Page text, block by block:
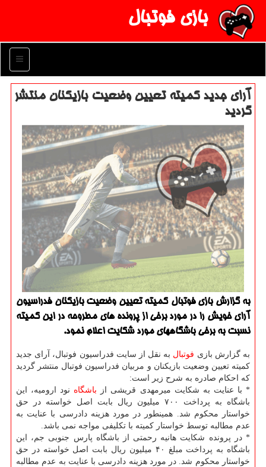
بازی فوتبال
منو
آرای جدید كمیته تعیین وضعیت بازیكنان منتشر
گردید
به گزارش بازی فوتبال كمیته تعیین وضعیت بازیكنان فدراسیون
آرای خویش را در مورد برخی از پرونده های مطروحه در این كمیته
نسبت به برخی باشگاههای مورد شكایت اعلام نمود.
به گزارش بازی فوتبال به نقل از سایت فدراسیون فوتبال، آرای جدید
كمیته تعیین وضعیت بازیكنان و مربیان فدراسیون فوتبال منتشر گردید
كه احكام صادره به شرح زیر است:
* با عنایت به شكایت میرمهدی قریشی از باشگاه نود ارومیه، این
باشگاه به پرداخت ۷۰۰ میلیون ریال بابت اصل خواسته در حق
خواستار محكوم شد. همینطور در مورد هزینه دادرسی با عنایت به
عدم مطالبه توسط خواستار كمیته با تكلیفی مواجه نمی باشد.
* در پرونده شكایت هانیه رحمتی از باشگاه پارس جنوبی جم، این
باشگاه به پرداخت مبلغ ۴۰ میلیون ریال بابت اصل خواسته در حق
خواستار محكوم شد. در مورد هزینه دادرسی با عنایت به عدم مطالبه